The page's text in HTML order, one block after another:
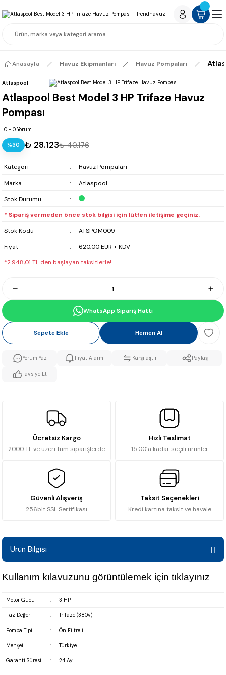
Anasayfa Havuz Ekipmanları Havuz Pompaları
Atlaspool
Atlaspool Best Model 3 HP Trifaze Havuz
Pompası
0 - 0 Yorum
%30 ₺ 28.123₺ 40.176
Kategori
Havuz Pompaları
Marka
Atlaspool
Stok Durumu
* Sipariş vermeden önce stok bilgisi için lütfen iletişime geçiniz.
Stok Kodu
ATSPOM009
Fiyat
620,00 EUR + KDV
*2.948,01 TL den başlayan taksitlerle!
WhatsApp Sipariş Hattı
Sepete Ekle Hemen Al
Yorum Yaz Fiyat Alarmı Karşılaştır Paylaş
Tavsiye Et
Ücretsiz Kargo
2000 TL ve üzeri tüm siparişlerde
Hızlı Teslimat
15:00’a kadar seçili ürünler
Güvenli Alışveriş
256bit SSL Sertifikası
Taksit Seçenekleri
Kredi kartına taksit ve havale
Ürün Bilgisi
Kullanım kılavuzunu görüntülemek için tıklayınız
Motor Gücü : 3 HP
Faz Değeri : Trifaze (380v)
Pompa Tipi : Ön Filtreli
Menşei : Türkiye
Garanti Süresi : 24 Ay